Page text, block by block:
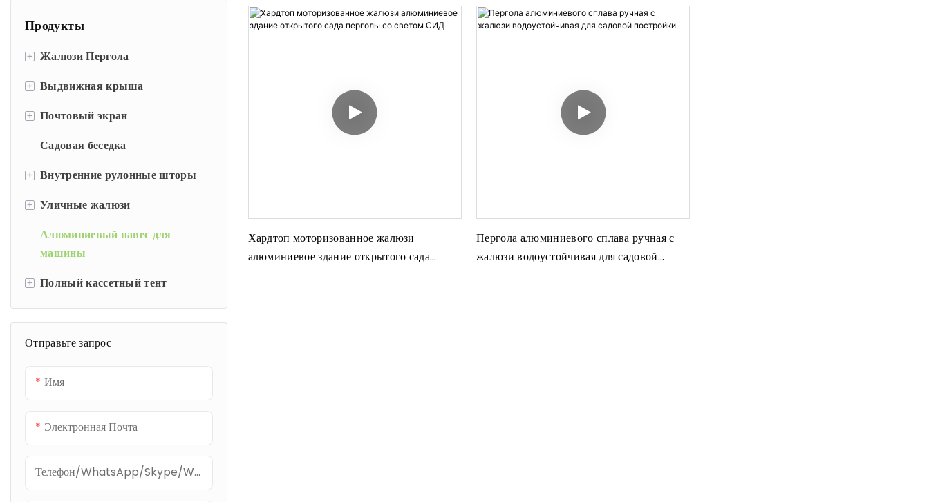
Продукты
+ Жалюзи Пергола
Моторизованная беседка с
+ Выдвижная крыша
Пергола из ПВХ
+ Почтовый экран
Ручные жалюзи
Моторизованные жалюзи
Садовая беседка
+ Внутренние рулонные шторы
Ручные рулонные шторы
Моторизованные рулонные
шторы
+ Уличные жалюзи
Открытые лезвия
Алюминиевый навес для
машины
+ Полный кассетный тент
Складные навесы
Отправьте запрос
Имя
Электронная Почта
Телефон/WhatsApp/Skype/WeChat
Хардтоп моторизованное жалюзи
алюминиевое здание открытого сада
Пергола алюминиевого сплава ручная с
жалюзи водоустойчивая для садовой